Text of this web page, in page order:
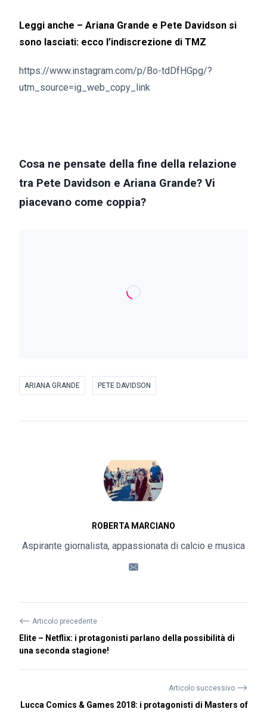
Leggi anche – Ariana Grande e Pete Davidson si
sono lasciati: ecco l’indiscrezione di TMZ
https://www.instagram.com/p/Bo-tdDfHGpg/?
utm_source=ig_web_copy_link
Cosa ne pensate della fine della relazione
tra Pete Davidson e Ariana Grande? Vi
piacevano come coppia?
ARIANA GRANDE PETE DAVIDSON
ROBERTA MARCIANO
Aspirante giornalista, appassionata di calcio e musica
⟵ Articolo precedente
Elite – Netflix: i protagonisti parlano della possibilità di
una seconda stagione!
Articolo successivo ⟶
Lucca Comics & Games 2018: i protagonisti di Masters of